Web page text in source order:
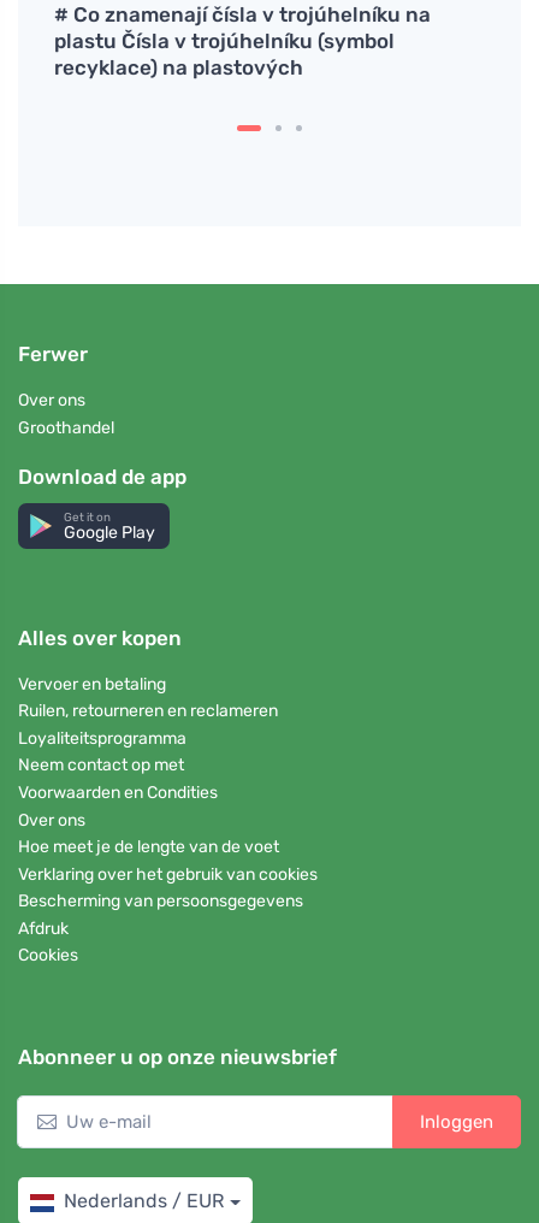
# Co znamenají čísla v trojúhelníku na
plastu Čísla v trojúhelníku (symbol
recyklace) na plastových
Ferwer
Over ons
Groothandel
Download de app
Get it on
Google Play
Alles over kopen
Vervoer en betaling
Ruilen, retourneren en reclameren
Loyaliteitsprogramma
Neem contact op met
Voorwaarden en Condities
Over ons
Hoe meet je de lengte van de voet
Verklaring over het gebruik van cookies
Bescherming van persoonsgegevens
Afdruk
Cookies
Abonneer u op onze nieuwsbrief
Inloggen
Nederlands / EUR